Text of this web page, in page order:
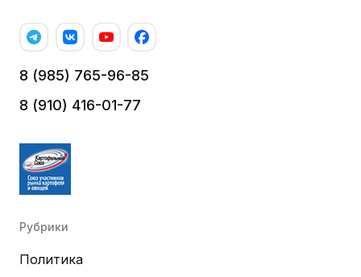
8 (985) 765-96-85
8 (910) 416-01-77
Рубрики
Политика